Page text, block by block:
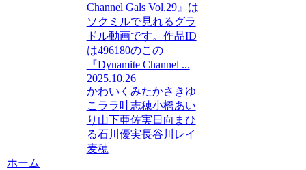
Channel Gals Vol.29』は
ソクミルで見れるグラ
ドル動画です。作品ID
は496180のこの
『Dynamite Channel ...
2025.10.26
かわいくみたかさきゆ
こ ララ叶志穂小橋あい
り 山下亜佐実 日向まひ
る石川優実長谷川レイ
麦穂
ホーム